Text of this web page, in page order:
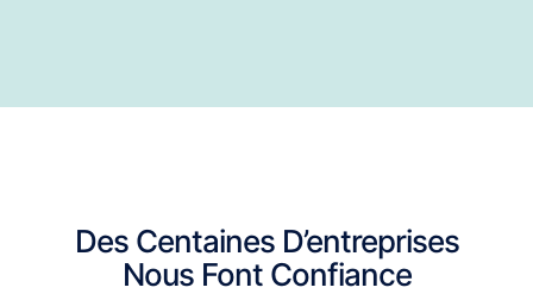
Des Centaines D’entreprises
Nous Font Confiance